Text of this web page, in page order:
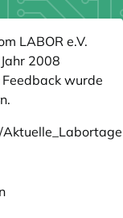
LABOR e.V.
2008
wurde